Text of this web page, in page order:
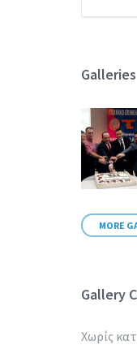
Galleries
MORE
Gallery
Χωρίς